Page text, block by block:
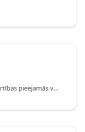
Atgriež navigācijas tabulu, kas satur vērtības pieejamās versijas.